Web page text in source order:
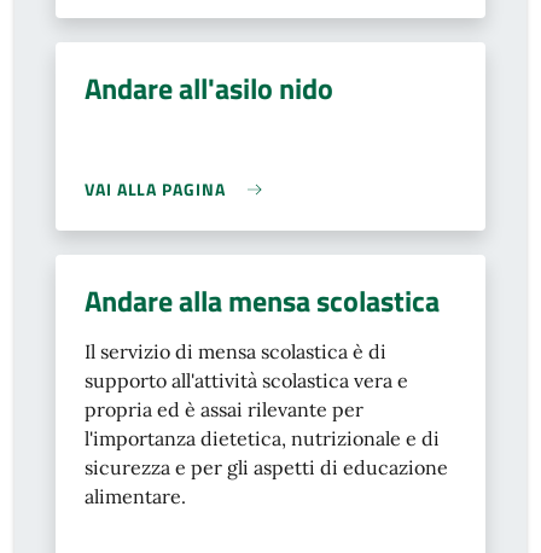
Andare all'asilo nido
VAI ALLA PAGINA
Andare alla mensa scolastica
Il servizio di mensa scolastica è di
supporto all'attività scolastica vera e
propria ed è assai rilevante per
l'importanza dietetica, nutrizionale e di
sicurezza e per gli aspetti di educazione
alimentare.